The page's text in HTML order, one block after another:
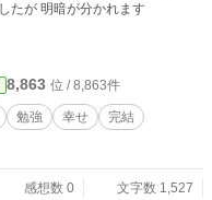
君は同じ小学校に入学しましたが 明暗が分かれます
8,863 位 / 8,863件
勉強 幸せ
完結
感想数 0
文字数 1,527